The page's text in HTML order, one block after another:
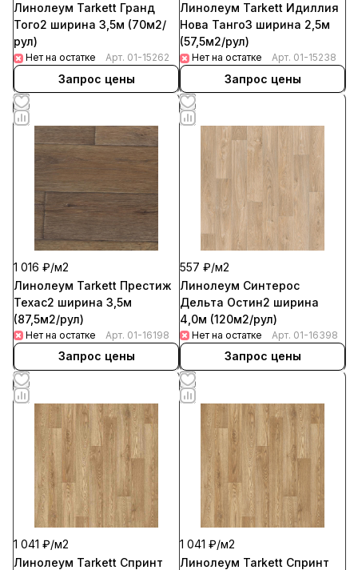
Линолеум Tarkett Гранд
Того2 ширина 3,5м (70м2/
рул)
Нет на остатке Арт. 01-15262
Запрос цены
Линолеум Tarkett Идиллия
Нова Танго3 ширина 2,5м
(57,5м2/рул)
Нет на остатке Арт. 01-15238
Запрос цены
1 016 ₽/м2
Линолеум Tarkett Престиж
Техас2 ширина 3,5м
(87,5м2/рул)
Нет на остатке Арт. 01-16198
Запрос цены
557 ₽/м2
Линолеум Синтерос
Дельта Остин2 ширина
4,0м (120м2/рул)
Нет на остатке Арт. 01-16398
Запрос цены
1 041 ₽/м2
Линолеум Tarkett Спринт
1 041 ₽/м2
Линолеум Tarkett Спринт